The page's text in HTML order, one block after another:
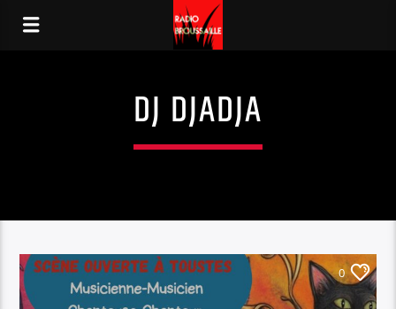
DJ DJADJA
0